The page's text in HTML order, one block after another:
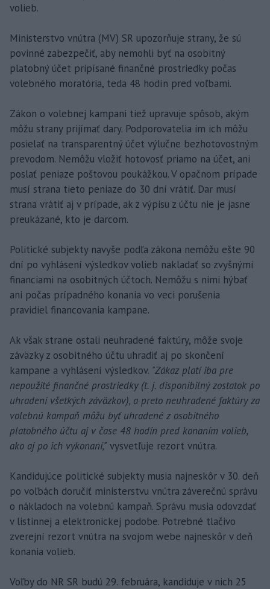
volieb.
Ministerstvo vnútra (MV) SR upozorňuje strany, že sú
povinné zabezpečiť, aby nemohli byť na osobitný
platobný účet pripísané finančné prostriedky počas
volebného moratória, teda 48 hodín pred voľbami.
Zákon o volebnej kampani tiež upravuje spôsob, akým
môžu strany prijímať dary. Podporovatelia im ich môžu
posielať na transparentný účet výlučne bezhotovostným
prevodom. Nemôžu vložiť hotovosť priamo na účet, ani
poslať peniaze poštovou poukážkou. V opačnom prípade
musí strana tieto peniaze do 30 dní vrátiť. Dar musí
strana vrátiť aj v prípade, ak z výpisu z účtu nie je jasne
preukázané, kto je darcom.
Politické subjekty navyše podľa zákona nemôžu ešte 90
dní po vyhlásení výsledkov volieb nakladať so zvyšnými
financiami na osobitných účtoch. Nemôžu s nimi hýbať
ani počas prípadného konania vo veci porušenia
pravidiel financovania kampane.
Ak však strane ostali neuhradené faktúry, môže svoje
záväzky z osobitného účtu uhradiť aj po skončení
kampane a vyhlásení výsledkov. "Zákaz platí iba pre
nepoužité finančné prostriedky (t. j. disponibilný zostatok po
uhradení všetkých záväzkov), a preto neuhradené faktúry za
volebnú kampaň môžu byť uhradené z osobitného
platobného účtu aj v čase 48 hodín pred konaním volieb,
ako aj po ich vykonaní," vysvetľuje rezort vnútra.
Kandidujúce politické subjekty musia najneskôr v 30. deň
po voľbách doručiť ministerstvu vnútra záverečnú správu
o nákladoch na volebnú kampaň. Správu musia odovzdať
v listinnej a elektronickej podobe. Potrebné tlačivo
zverejní rezort vnútra na svojom webe najneskôr v deň
konania volieb.
Voľby do NR SR budú 29. februára, kandiduje v nich 25